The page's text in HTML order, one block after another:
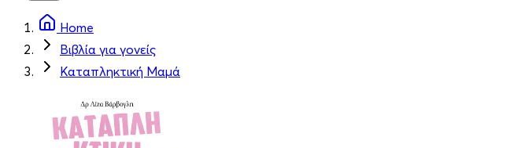
Home
Βιβλία για γονείς
Καταπληκτική Mαμά